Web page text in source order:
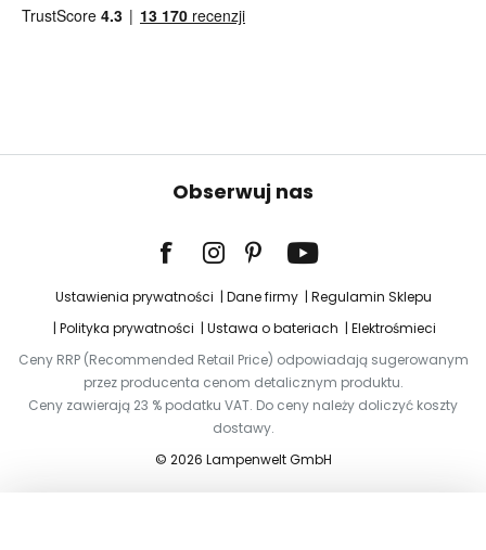
Obserwuj nas
Ustawienia prywatności Dane firmy
Regulamin Sklepu
Polityka prywatności
Ustawa o bateriach
Elektrośmieci
Ceny RRP (Recommended Retail Price) odpowiadają sugerowanym
przez producenta cenom detalicznym produktu.
Ceny zawierają 23 % podatku VAT. Do ceny należy doliczyć koszty
dostawy.
© 2026 Lampenwelt GmbH